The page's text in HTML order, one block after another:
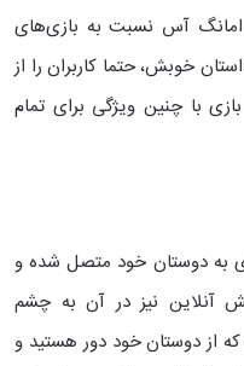
امانگ آس نسبت به بازی‌های
خوبش، حتما کاربران را از
با چنین ویژگی برای تمام
به دوستان خود متصل شده و
آنلاین نیز در آن به چشم
از دوستان خود دور هستید و